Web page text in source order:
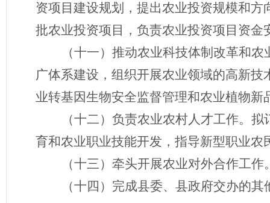
资项目建设规划，提出农业投资规模和
批农业投资项目，负责农业投资项目资金
（十一） 推动农业科技体制改革和农
广体系建设，组织开展农业领域的高新
业转基因生物安全监督管理和农业植物新
（十二） 负责农业农村人才工作。拟
育和农业职业技能开发，指导新型职业
（十三） 牵头开展农业对外合作工作
（十四） 完成县委、县政府交办的其